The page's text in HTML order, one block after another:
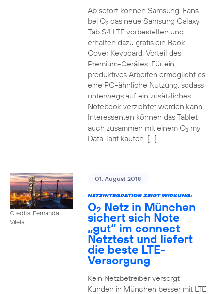
Ab sofort können Samsung-Fans
bei O2das neue Samsung Galaxy
Tab S4 LTE vorbestellen und
erhalten dazu gratis ein Book-
Cover Keyboard. Vorteil des
Premium-Gerätes: Für ein
produktives Arbeiten ermöglicht es
eine PC-ähnliche Nutzung, sodass
unterwegs auf ein zusätzliches
Notebook verzichtet werden kann.
Interessenten können das Tablet
auch zusammen mit einem O2my
Data Tarif kaufen. […]
Credits: Fernanda
Vilela
01. August 2018
NETZINTEGRATION ZEIGT WIRKUNG:
O2 Netz in München
sichert sich Note
„gut“ im connect
Netztest und liefert
die beste LTE-
Versorgung
Kein Netzbetreiber versorgt
Kunden in München besser mit LTE